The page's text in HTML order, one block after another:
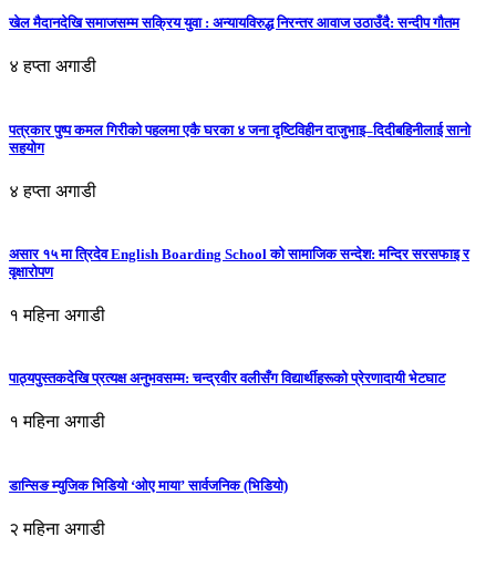
खेल मैदानदेखि समाजसम्म सक्रिय युवा : अन्यायविरुद्ध निरन्तर आवाज उठाउँदै: सन्दीप गौतम
४ हप्ता अगाडी
पत्रकार पुष्प कमल गिरीको पहलमा एकै घरका ४ जना दृष्टिविहीन दाजुभाइ–दिदीबहिनीलाई सानो
सहयोग
४ हप्ता अगाडी
असार १५ मा त्रिदेव English Boarding School को सामाजिक सन्देश: मन्दिर सरसफाइ र
वृक्षारोपण
१ महिना अगाडी
पाठ्यपुस्तकदेखि प्रत्यक्ष अनुभवसम्म: चन्द्रवीर वलीसँग विद्यार्थीहरूको प्रेरणादायी भेटघाट
१ महिना अगाडी
डान्सिङ म्युजिक भिडियो ‘ओए माया’ सार्वजनिक (भिडियो)
२ महिना अगाडी